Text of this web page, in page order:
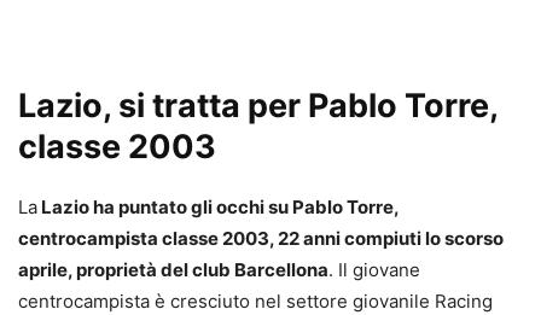
Lazio, si tratta per Pablo Torre,
classe 2003
La Lazio ha puntato gli occhi su Pablo Torre,
centrocampista classe 2003, 22 anni compiuti lo scorso
aprile, proprietà del club Barcellona. Il giovane
centrocampista è cresciuto nel settore giovanile Racing